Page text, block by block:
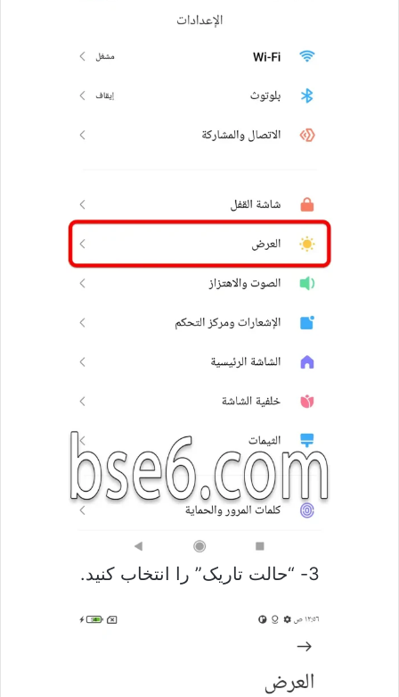
3- “حالت تاریک” را انتخاب کنید.